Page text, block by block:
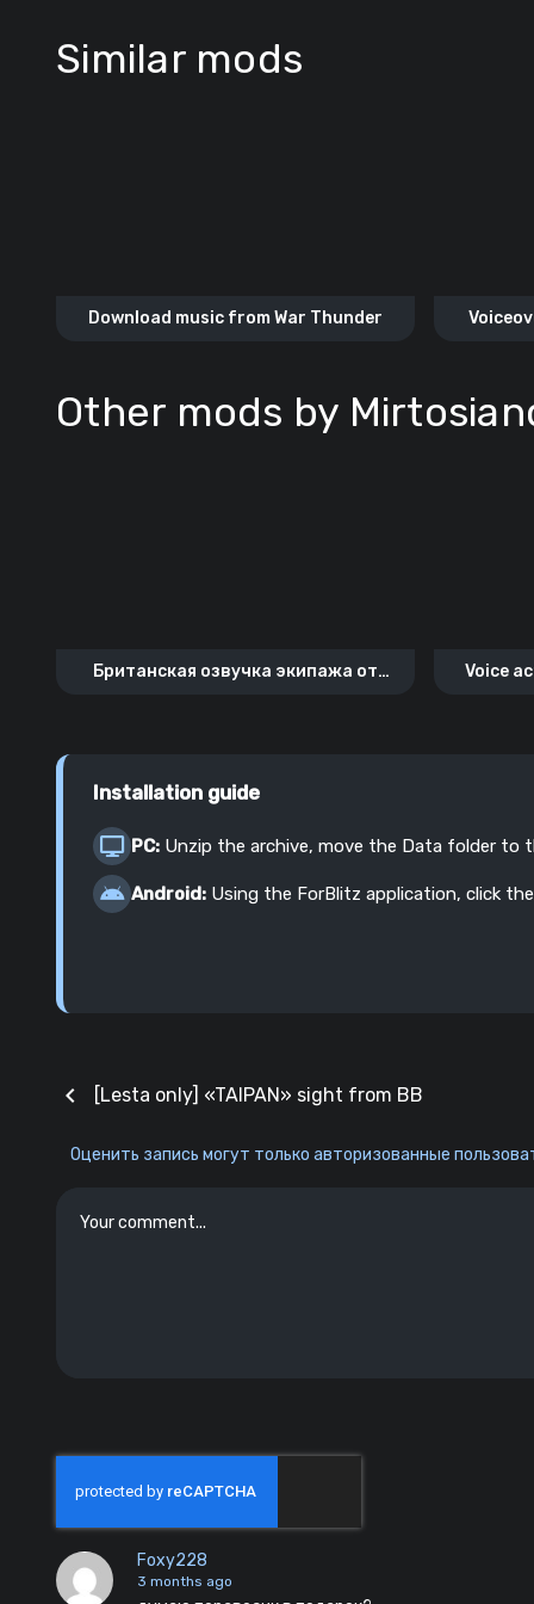
Similar mods
Download music from War Thunder
Other mods by
Британская озвучка экипажа от
Voice
Installation guide
PC: Unzip the archive, move the Data folder to
Android: Using the ForBlitz application, click
chevron_left [Lesta only] «TAIPAN» sight from BB
Оценить запись могут только авторизованные
Foxy228
3 months ago